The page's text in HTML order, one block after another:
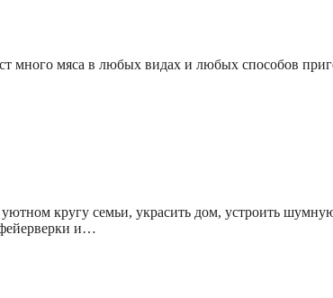
много мяса в любых видах и любых способов
кругу семьи, украсить дом, устроить
фейерверки и…